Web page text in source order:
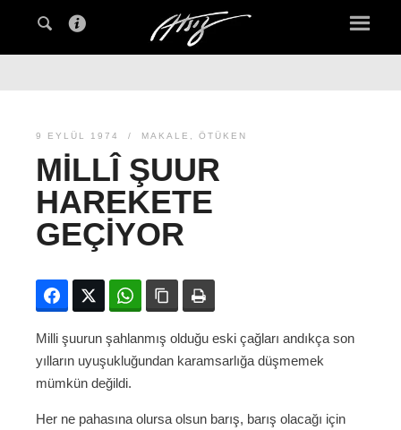
9 EYLÜL 1974 MAKALE , ÖTÜKEN
MILLÎ ŞUUR
HAREKETE
GEÇIYOR
FacebookTwitter WhatsAppBağlanıyı kopyala
Milli şuurun şahlanmış olduğu eski çağları andıkça son
yılların uyuşukluğundan karamsarlığa düşmemek
mümkün değildi.
Her ne pahasına olursa olsun barış, barış olacağı için